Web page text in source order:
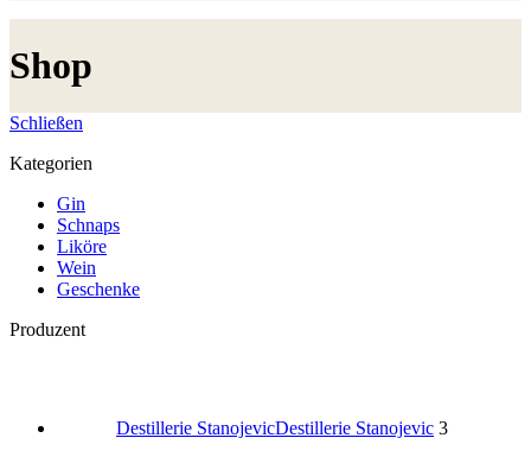
Shop
Schließen
Kategorien
Gin
Schnaps
Liköre
Wein
Geschenke
Produzent
Destillerie StanojevicDestillerie Stanojevic 3